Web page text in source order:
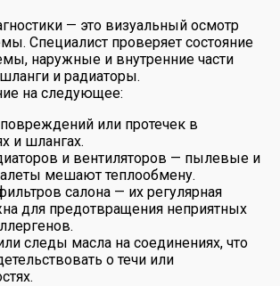
— это визуальный осмотр
Специалист проверяет состояние
наружные и внутренние части
и радиаторы.
на следующее:
повреждений или протечек в
и шлангах.
и вентиляторов — пылевые и
мешают теплообмену.
салона — их регулярная
для предотвращения неприятных
следы масла на соединениях, что
о течи или